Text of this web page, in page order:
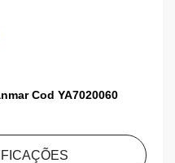
Cod YA7020060